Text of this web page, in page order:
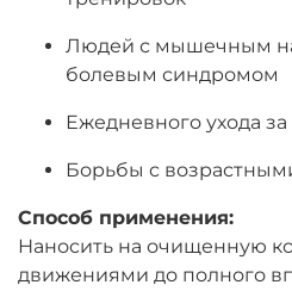
Людей с мышечным
болевым синдромом
Ежедневного ухода
Борьбы с
Способ применения:
Наносить на очищенную
движениями до полного